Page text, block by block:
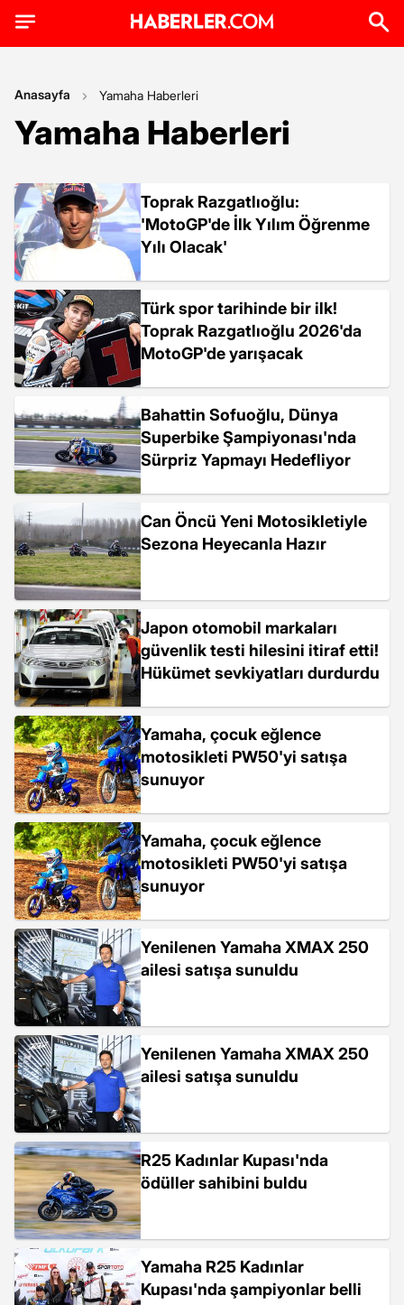
Anasayfa Yamaha Haberleri
Yamaha Haberleri
Toprak Razgatlıoğlu:
'MotoGP'de İlk Yılım Öğrenme
Yılı Olacak'
Türk spor tarihinde bir ilk!
Toprak Razgatlıoğlu 2026'da
MotoGP'de yarışacak
Bahattin Sofuoğlu, Dünya
Superbike Şampiyonası'nda
Sürpriz Yapmayı Hedefliyor
Can Öncü Yeni Motosikletiyle
Sezona Heyecanla Hazır
Japon otomobil markaları
güvenlik testi hilesini itiraf etti!
Hükümet sevkiyatları durdurdu
Yamaha, çocuk eğlence
motosikleti PW50'yi satışa
sunuyor
Yamaha, çocuk eğlence
motosikleti PW50'yi satışa
sunuyor
Yenilenen Yamaha XMAX 250
ailesi satışa sunuldu
Yenilenen Yamaha XMAX 250
ailesi satışa sunuldu
R25 Kadınlar Kupası'nda
ödüller sahibini buldu
Yamaha R25 Kadınlar
Kupası'nda şampiyonlar belli